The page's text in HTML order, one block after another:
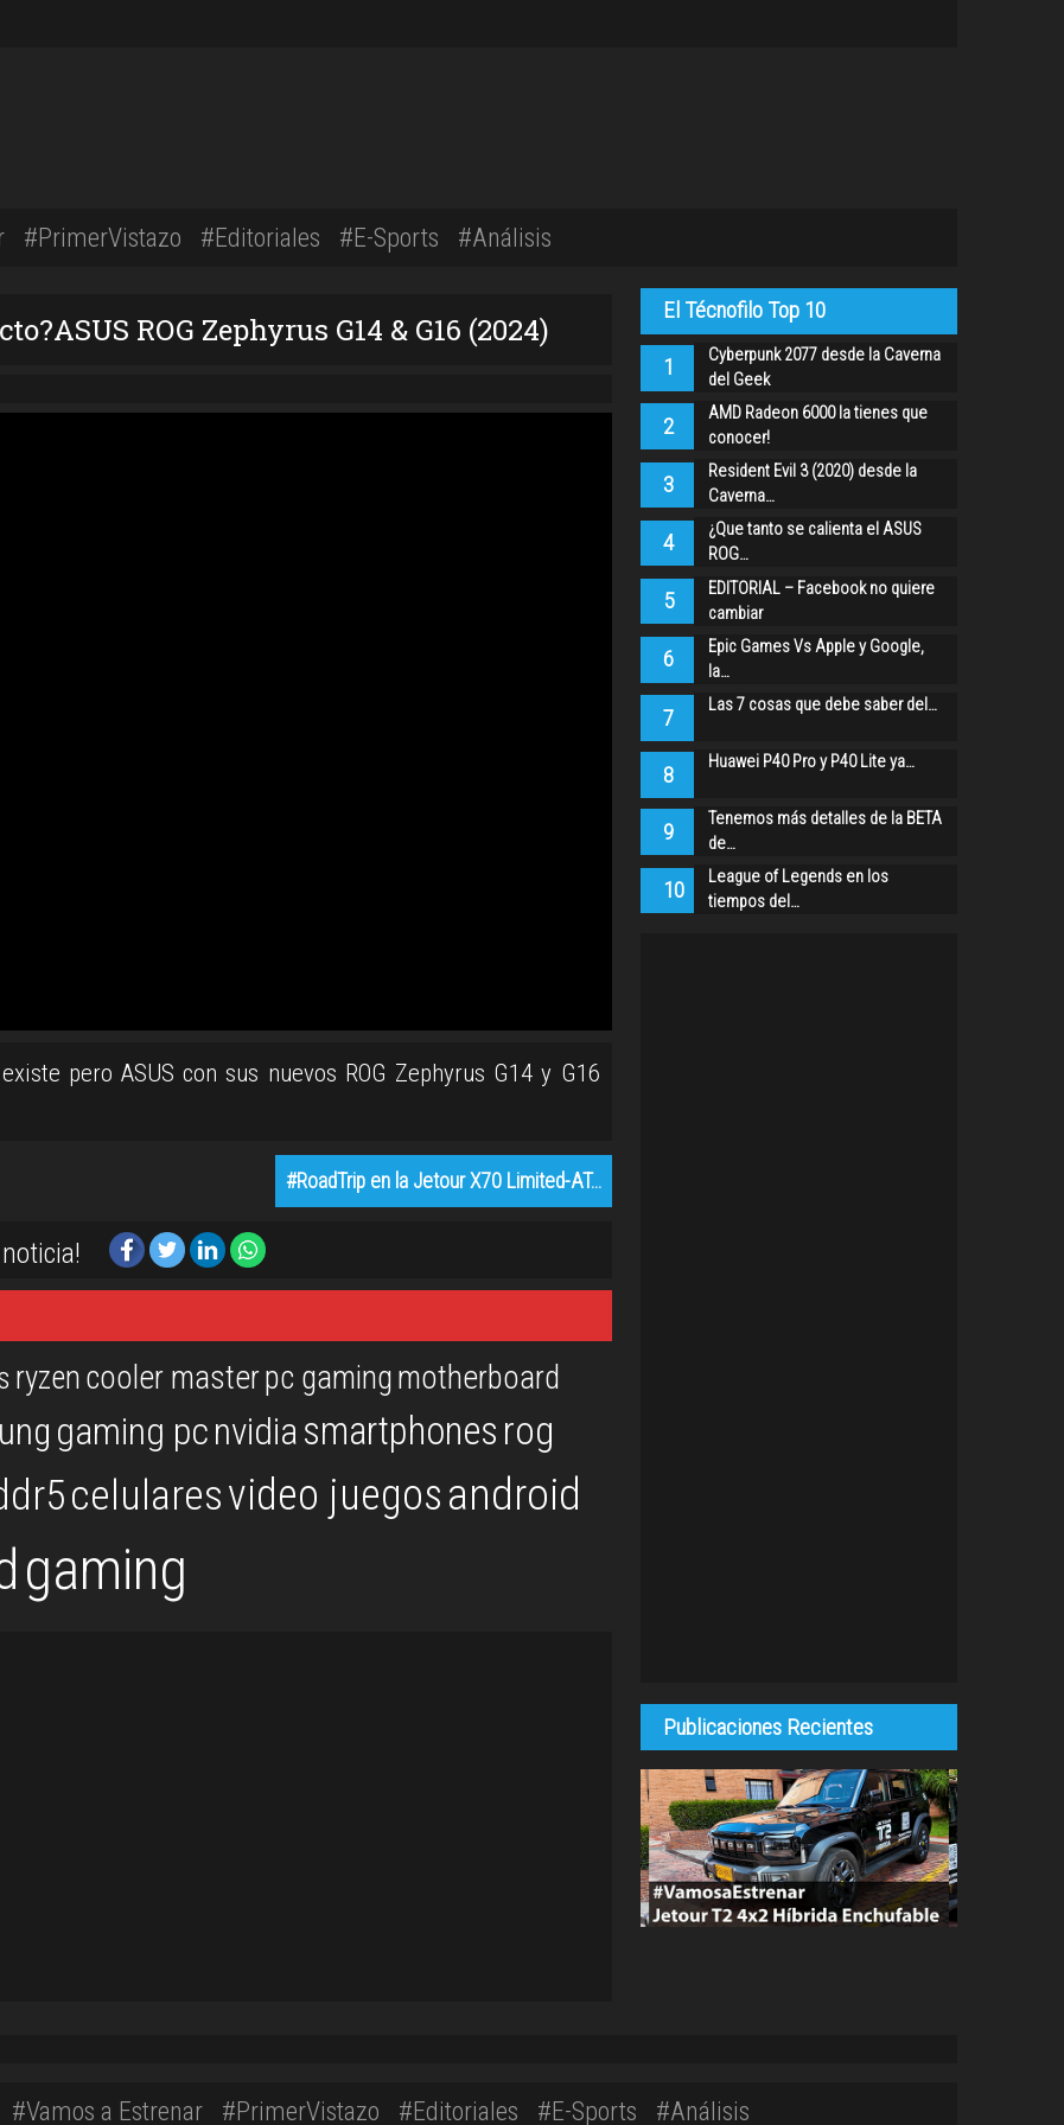
#PrimerVistazo #Editoriales #E-Sports #Análisis
ROG Zephyrus G14 & G16 (2024)
pero ASUS con sus nuevos ROG Zephyrus G14 y G16
#RoadTrip en la Jetour X70 Limited-AT…
ryzencooler masterpc gamingmotherboard
gaming pcnvidiasmartphones rog
celularesvideo juegosandroid
gaming
El Técnofilo Top 10
1
Cyberpunk 2077 desde la Caverna
del Geek
2
AMD Radeon 6000 la tienes que
conocer!
3
Resident Evil 3 (2020) desde la
Caverna…
4
¿Que tanto se calienta el ASUS
ROG…
5
EDITORIAL – Facebook no quiere
cambiar
6
Epic Games Vs Apple y Google,
la…
7 Las 7 cosas que debe saber del…
8 Huawei P40 Pro y P40 Lite ya…
9
Tenemos más detalles de la BETA
de…
10
League of Legends en los
tiempos del…
Publicaciones Recientes
#Vamos a Estrenar #PrimerVistazo #Editoriales #E-Sports #Análisis